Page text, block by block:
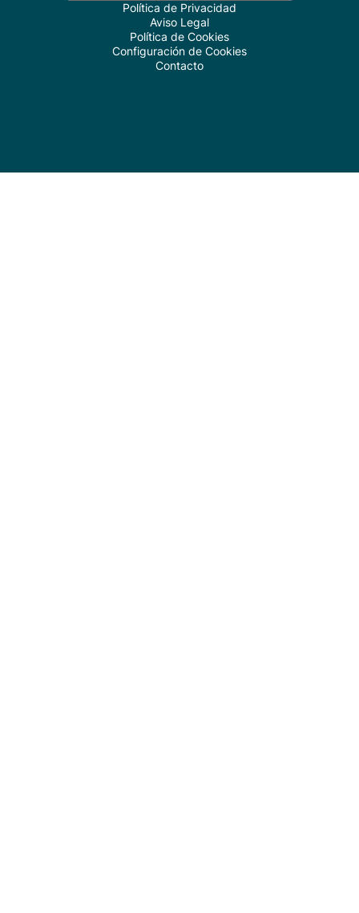
Política de Privacidad
Aviso Legal
Política de Cookies
Configuración de Cookies
Contacto